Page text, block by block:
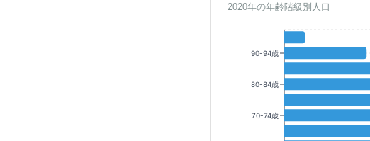
2020年の年齢階級別人口
90-94歳
80-84歳
70-74歳